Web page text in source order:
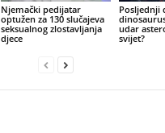
Njemački pedijatar
optužen za 130 slučajeva
seksualnog zlostavljanja
djece
Posljednji
udar
svijet?